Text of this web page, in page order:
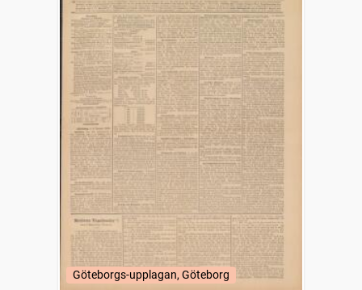
Göteborgs-upplagan, Göteborg